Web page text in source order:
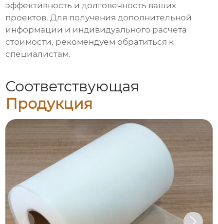
эффективность и долговечность ваших
проектов. Для получения дополнительной
информации и индивидуального расчета
стоимости, рекомендуем обратиться к
специалистам.
Соответствующая
Продукция